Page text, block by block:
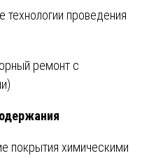
технологии проведения
ремонт с
покрытия химическими